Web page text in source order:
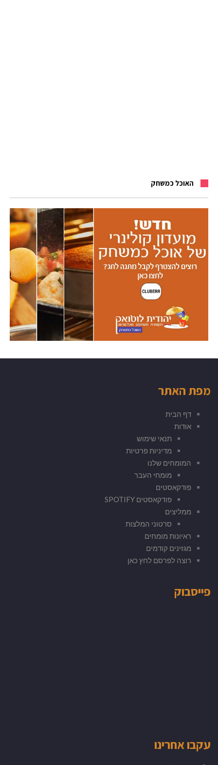
האוכל כמשחק
מפת האתר
דף הבית
אודות
תנאי שימוש
מדיניות פרטיות
המומחים שלנו
מומחי העבר
פודקאסטים
פודקאסטים SPOTIFY
ממליצים
סרטוני המלצות
ראיונות מומחים
מגזינים קודמים
רוצה לפרסם לחץ כאן
פייסבוק
עקבו אחרינו